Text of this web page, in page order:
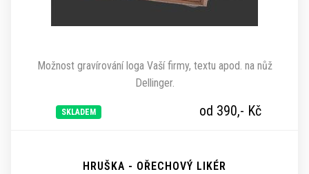
Možnost gravírování loga Vaší firmy, textu apod. na nůž
Dellinger.
SKLADEM od 390,- Kč
HRUŠKA - OŘECHOVÝ LIKÉR